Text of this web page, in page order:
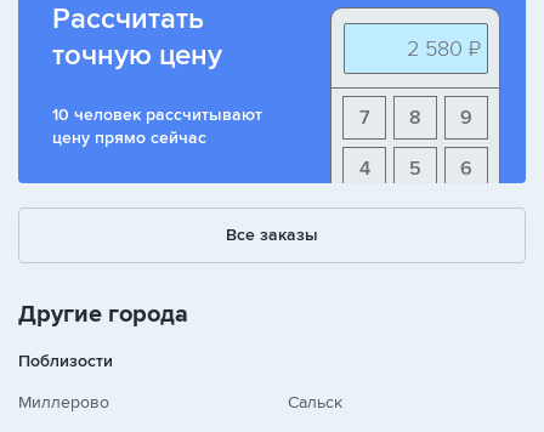
Рассчитать
точную цену
10 человек рассчитывают
цену прямо сейчас
2 580 ₽
9
8
7
6
5
4
+ - /
Все заказы
Другие города
Поблизости
Миллерово
Сальск